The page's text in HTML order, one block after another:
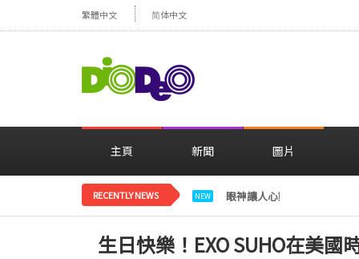
繁體中文 简体中文
主頁 新聞 圖片
RECENTLY NEWS NEW 眼神讓人心動，美貌閃耀
生日快樂！EXO SUHO在美國